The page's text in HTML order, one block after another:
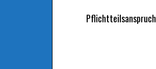
Pflichtteilsanspruch